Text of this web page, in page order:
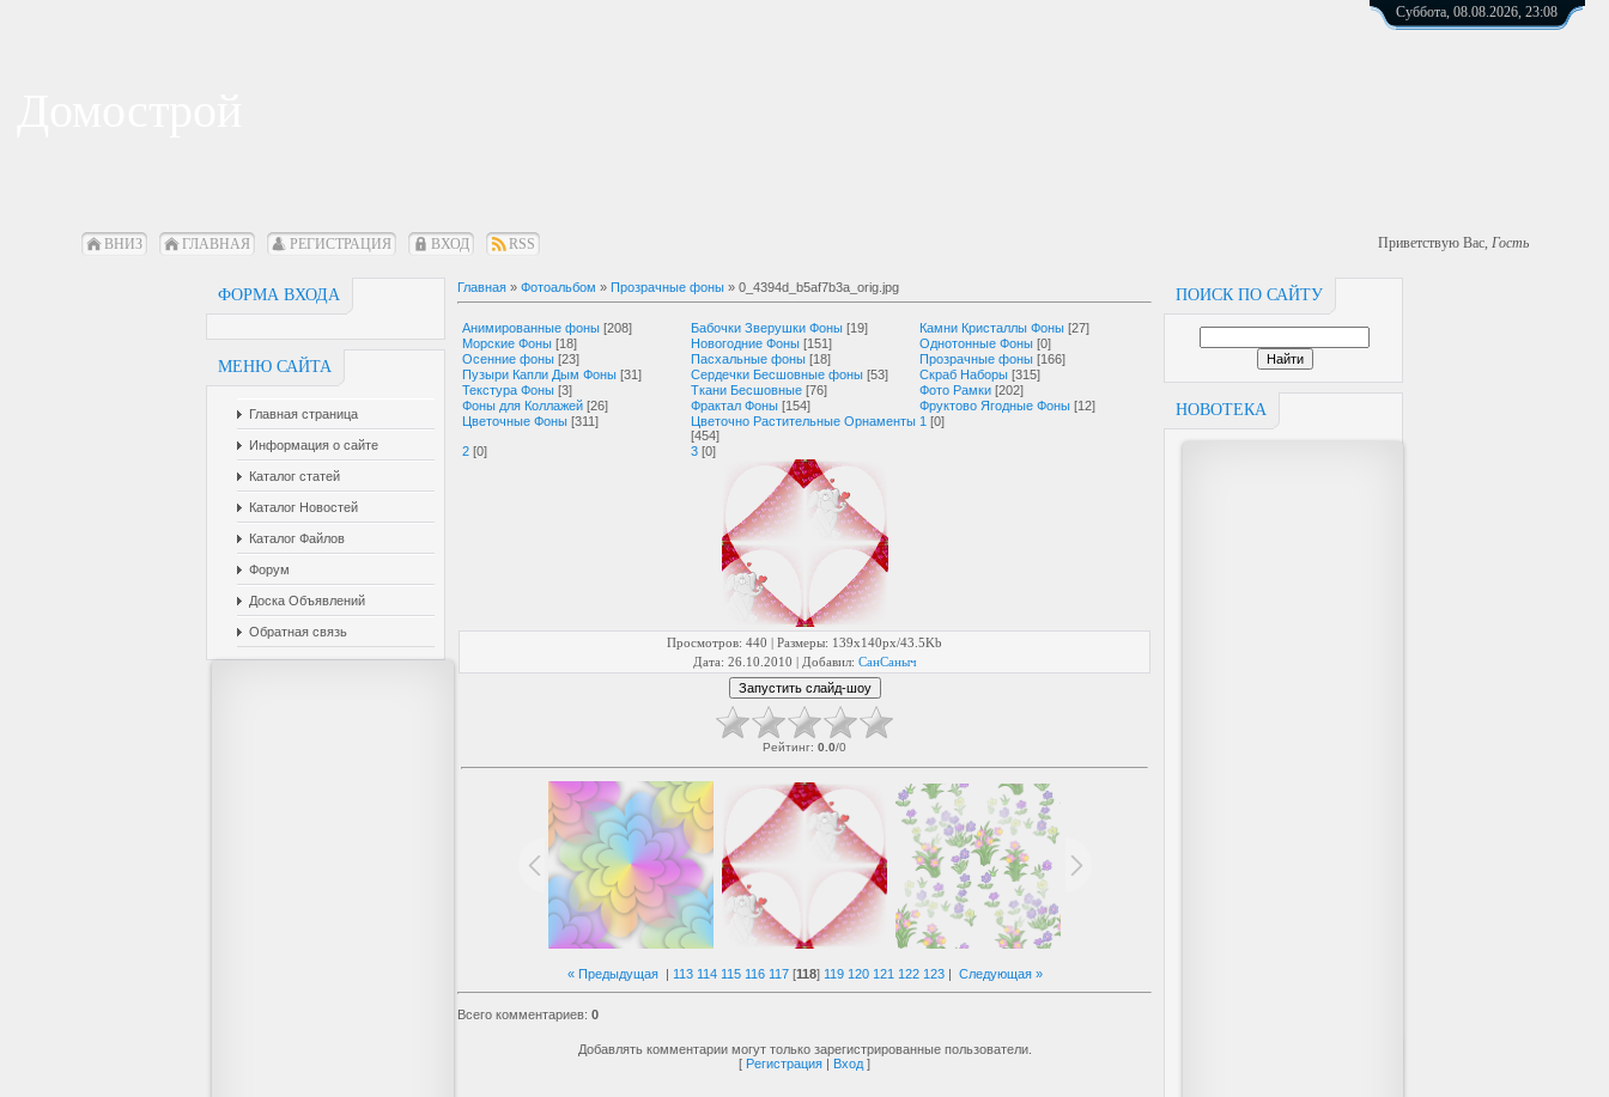
Суббота, 08.08.2026, 23:08
ВНИЗ ГЛАВНАЯ РЕГИСТРАЦИЯ ВХОД RSS Приветствую Вас, Гость
ФОРМА ВХОДА
МЕНЮ САЙТА
Главная страница
Информация о сайте
Каталог статей
Каталог Новостей
Каталог Файлов
Форум
Доска Объявлений
Обратная связь
ПОИСК ПО САЙТУ
НОВОТЕКА
Главная » Фотоальбом » Прозрачные фоны » 0_4394d_b5af7b3a_orig.jpg
Анимированные фоны [208] Бабочки Зверушки Фоны [19] Камни Кристаллы Фоны [27]
Морские Фоны [18] Новогодние Фоны [151] Однотонные Фоны [0]
Осенние фоны [23] Пасхальные фоны [18] Прозрачные фоны [166]
Пузыри Капли Дым Фоны [31] Сердечки Бесшовные фоны [53] Скраб Наборы [315]
Текстура Фоны [3] Ткани Бесшовные [76] Фото Рамки [202]
Фоны для Коллажей [26] Фрактал Фоны [154] Фруктово Ягодные Фоны [12]
Цветочные Фоны [311]
Цветочно Растительные Орнаменты
[454]
1 [0]
2 [0] 3 [0]
Просмотров: 440 | Размеры: 139x140px/43.5Kb
Дата: 26.10.2010 | Добавил: СанСаныч
Рейтинг: 0.0/0
« Предыдущая| 113 114 115 116 117[118] 119 120 121 122 123| Следующая »
Всего комментариев: 0
Добавлять комментарии могут только зарегистрированные пользователи.
[ Регистрация | Вход ]